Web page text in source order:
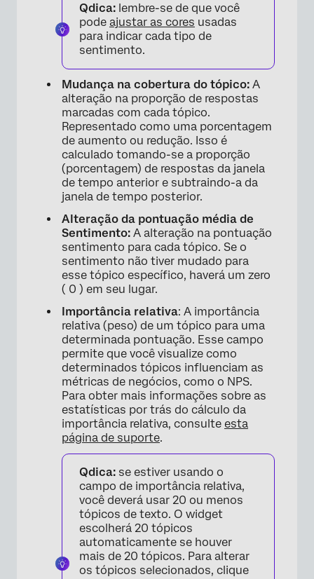
×
Qdica: lembre-se de que você
pode ajustar as cores usadas
para indicar cada tipo de
sentimento.
Mudança na cobertura do tópico: A
alteração na proporção de respostas
marcadas com cada tópico.
Representado como uma porcentagem
de aumento ou redução. Isso é
calculado tomando-se a proporção
(porcentagem) de respostas da janela
de tempo anterior e subtraindo-a da
janela de tempo posterior.
Alteração da pontuação média de
Sentimento: A alteração na pontuação
sentimento para cada tópico. Se o
sentimento não tiver mudado para
esse tópico específico, haverá um zero
( 0 ) em seu lugar.
Importância relativa: A importância
relativa (peso) de um tópico para uma
determinada pontuação. Esse campo
permite que você visualize como
determinados tópicos influenciam as
métricas de negócios, como o NPS.
Para obter mais informações sobre as
estatísticas por trás do cálculo da
importância relativa, consulte esta
página de suporte.
Qdica: se estiver usando o
campo de importância relativa,
você deverá usar 20 ou menos
tópicos de texto. O widget
escolherá 20 tópicos
automaticamente se houver
mais de 20 tópicos. Para alterar
os tópicos selecionados, clique